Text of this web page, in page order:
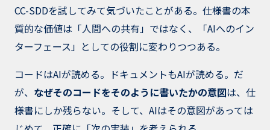
CC-SDDを試してみて気づいたことがある。仕様書の本
質的な価値は「人間への共有」ではなく、「AIへのイン
ターフェース」としての役割に変わりつつある。
コードはAIが読める。ドキュメントもAIが読める。だ
が、 なぜそのコードをそのように書いたかの意図は、仕
様書にしか残らない。そして、AIはその意図があっては